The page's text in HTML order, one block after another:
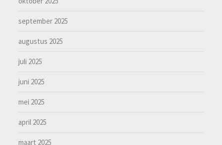
september 2025
augustus 2025
juli 2025
juni 2025
mei 2025
april 2025
maart 2025